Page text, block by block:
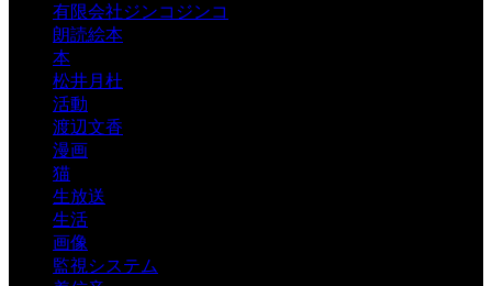
有限会社ジンコジンコ
朗読絵本
本
松井月杜
活動
渡辺文香
漫画
猫
生放送
生活
画像
監視システム